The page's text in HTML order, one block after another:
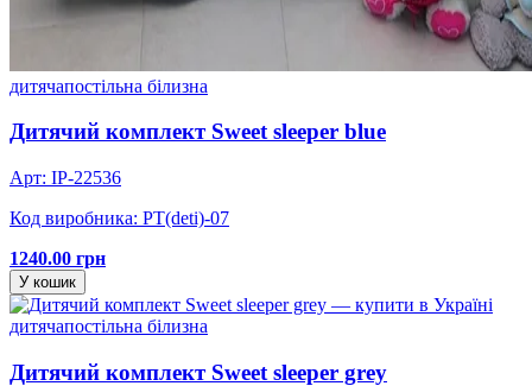
дитячапостільна білизна
Дитячий комплект Sweet sleeper blue
Арт: IP-22536
Код виробника: PT(deti)-07
1240.00 грн
У кошик
дитячапостільна білизна
Дитячий комплект Sweet sleeper grey